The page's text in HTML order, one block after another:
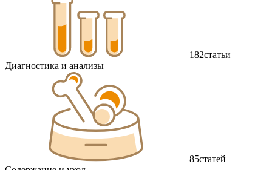
182статьи
Диагностика и анализы
85статей